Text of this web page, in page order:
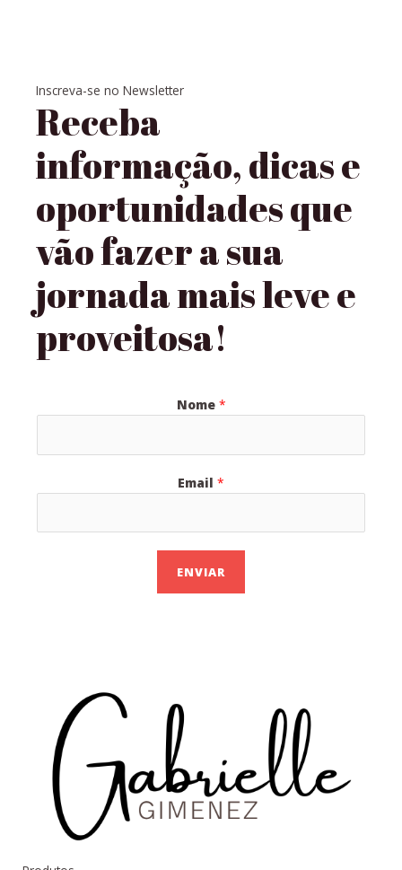
Inscreva-se no Newsletter
Receba
informação, dicas e
oportunidades que
vão fazer a sua
jornada mais leve e
proveitosa!
Nome *
Email *
ENVIAR